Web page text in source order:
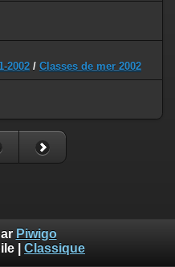
2002 / Classes de mer 2002
Piwigo
Classique